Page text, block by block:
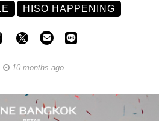
HISO HAPPENING
10 months ago